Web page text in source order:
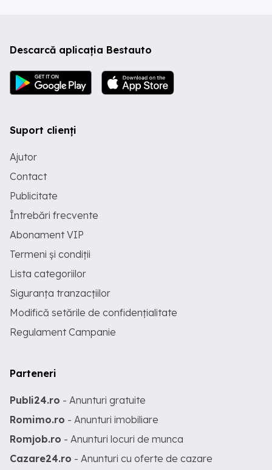
Descarcă aplicația Bestauto
Suport clienți
Ajutor
Contact
Publicitate
Întrebări frecvente
Abonament VIP
Termeni și condiții
Lista categoriilor
Siguranța tranzacțiilor
Modifică setările de confidențialitate
Regulament Campanie
Parteneri
Publi24.ro - Anunturi gratuite
Romimo.ro - Anunturi imobiliare
Romjob.ro - Anunturi locuri de munca
Cazare24.ro - Anunturi cu oferte de cazare